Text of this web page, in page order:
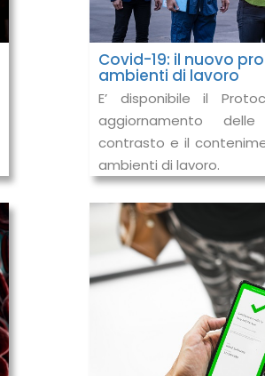
Covid-19: il nuovo
ambienti di lavoro
E’ disponibile il
aggiornamento
contrasto e il
ambienti di lavoro.